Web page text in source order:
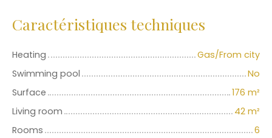
Caractéristiques techniques
Heating
Gas/From city
Swimming pool
No
Surface
176 m²
Living room
42 m²
Rooms
6